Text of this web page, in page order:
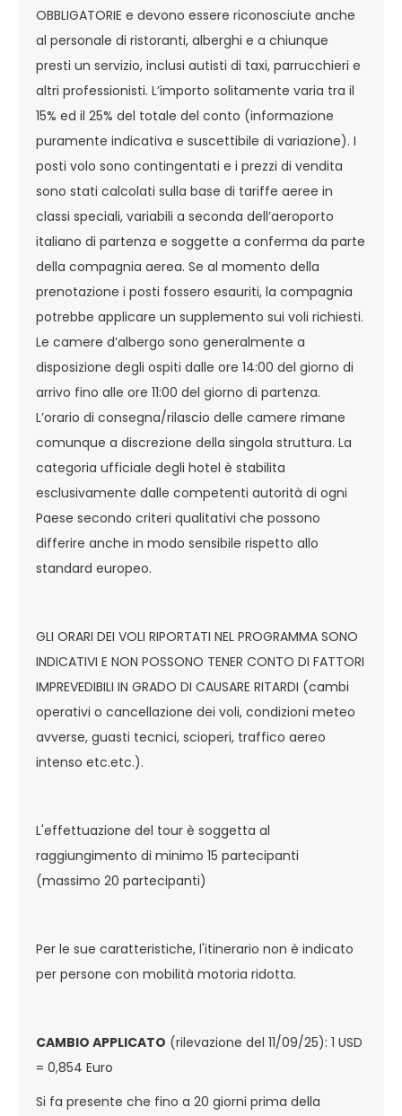
OBBLIGATORIE e devono essere riconosciute anche
al personale di ristoranti, alberghi e a chiunque
presti un servizio, inclusi autisti di taxi, parrucchieri e
altri professionisti. L’importo solitamente varia tra il
15% ed il 25% del totale del conto (informazione
puramente indicativa e suscettibile di variazione). I
posti volo sono contingentati e i prezzi di vendita
sono stati calcolati sulla base di tariffe aeree in
classi speciali, variabili a seconda dell’aeroporto
italiano di partenza e soggette a conferma da parte
della compagnia aerea. Se al momento della
prenotazione i posti fossero esauriti, la compagnia
potrebbe applicare un supplemento sui voli richiesti.
Le camere d’albergo sono generalmente a
disposizione degli ospiti dalle ore 14:00 del giorno di
arrivo fino alle ore 11:00 del giorno di partenza.
L’orario di consegna/rilascio delle camere rimane
comunque a discrezione della singola struttura. La
categoria ufficiale degli hotel è stabilita
esclusivamente dalle competenti autorità di ogni
Paese secondo criteri qualitativi che possono
differire anche in modo sensibile rispetto allo
standard europeo.
GLI ORARI DEI VOLI RIPORTATI NEL PROGRAMMA SONO
INDICATIVI E NON POSSONO TENER CONTO DI FATTORI
IMPREVEDIBILI IN GRADO DI CAUSARE RITARDI (cambi
operativi o cancellazione dei voli, condizioni meteo
avverse, guasti tecnici, scioperi, traffico aereo
intenso etc.etc.).
L'effettuazione del tour è soggetta al
raggiungimento di minimo 15 partecipanti
(massimo 20 partecipanti)
Per le sue caratteristiche, l'itinerario non è indicato
per persone con mobilità motoria ridotta.
CAMBIO APPLICATO (rilevazione del 11/09/25): 1 USD
= 0,854 Euro
Si fa presente che fino a 20 giorni prima della